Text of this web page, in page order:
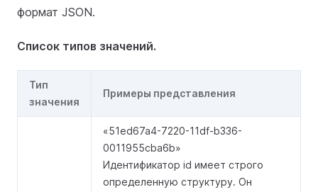
формат JSON.
Список типов значений.
Тип
значения
Примеры представления
«51ed67a4-7220-11df-b336-
0011955cba6b»
Идентификатор id имеет строго
определенную структуру. Он